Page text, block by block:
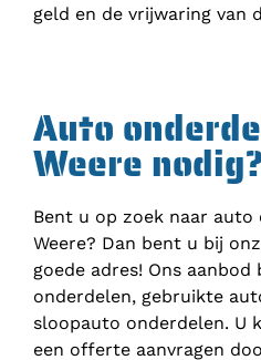
geld en de vrijwaring van
Auto
Weere nodig?
Bent u op zoek naar auto
Weere? Dan bent u bij
goede adres! Ons
onderdelen, gebruikte
sloopauto onderdelen. U
een offerte aanvragen